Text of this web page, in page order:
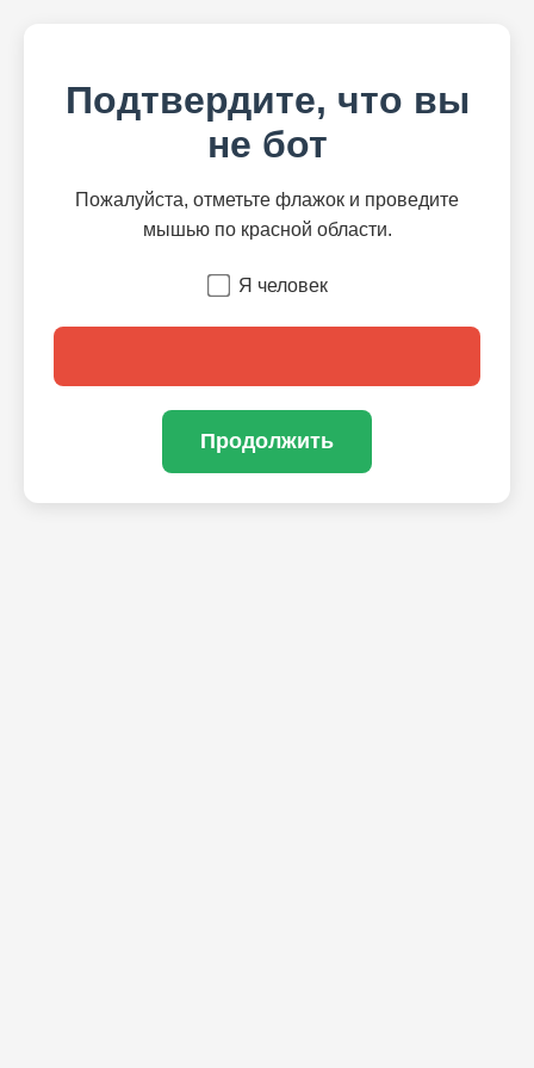
Подтвердите, что вы
не бот
Пожалуйста, отметьте флажок и проведите
мышью по красной области.
Я человек
Продолжить